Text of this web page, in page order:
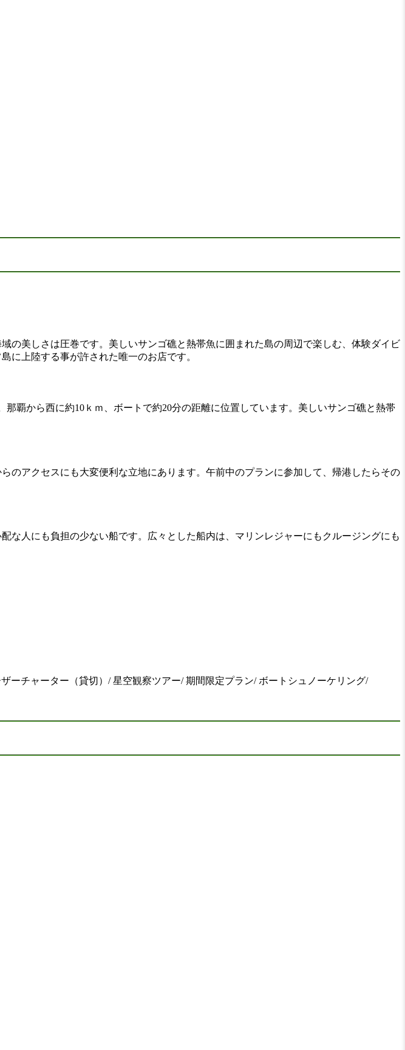
の美しさは圧巻です。美しいサンゴ礁と熱帯魚に囲まれた島の周辺で楽しむ、体験ダイビ
に上陸する事が許された唯一のお店です。
覇から西に約10ｋｍ、ボートで約20分の距離に位置しています。美しいサンゴ礁と熱帯
のアクセスにも大変便利な立地にあります。午前中のプランに参加して、帰港したらその
人にも負担の少ない船です。広々とした船内は、マリンレジャーにもクルージングにも
ーチャーター（貸切）/ 星空観察ツアー/ 期間限定プラン/ ボートシュノーケリング/